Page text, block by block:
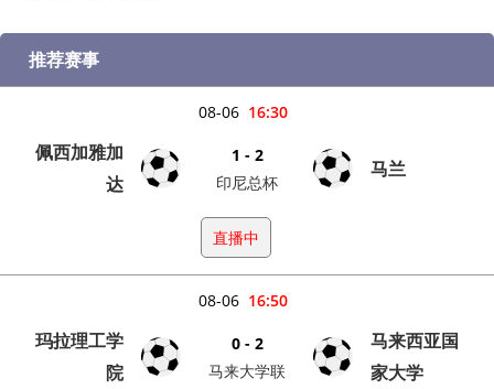
推荐赛事
16:30
08-06
佩西加雅加
达
1 - 2
印尼总杯
马兰
直播中
16:50
08-06
玛拉理工学
院
0 - 2
马来大学联
马来西亚国
家大学